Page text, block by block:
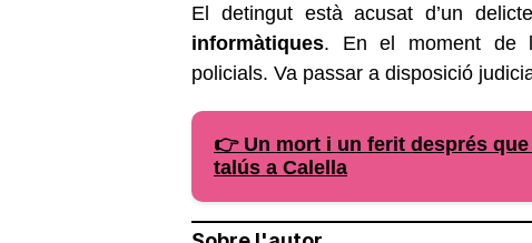
El detingut està acusat d’un
informàtiques. En el moment de
policials. Va passar a disposició
👉 Un mort i un ferit després
talús a Calella